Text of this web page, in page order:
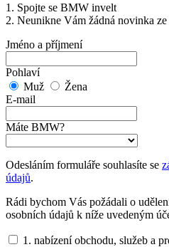
1. Spojte se BMW invelt
2. Neunikne Vám žádná novinka
Jméno a příjmení
Pohlaví
Muž
Žena
E-mail
Máte BMW?
Odesláním formuláře souhlasíte se
údajů.
Rádi bychom Vás požádali o
osobních údajů k níže uvedeným
1. nabízení obchodu, služeb a